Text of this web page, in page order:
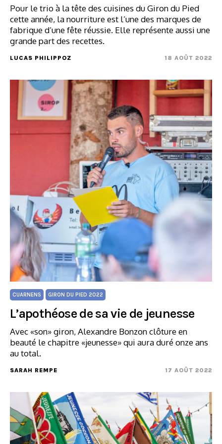
Pour le trio à la tête des cuisines du Giron du Pied
cette année, la nourriture est l’une des marques de
fabrique d’une fête réussie. Elle représente aussi une
grande part des recettes.
LUCAS PHILIPPOZ 18 AOÛT 2022
CUARNENS GIRON DU PIED 2022
L’apothéose de sa vie de jeunesse
Avec «son» giron, Alexandre Bonzon clôture en
beauté le chapitre «jeunesse» qui aura duré onze ans
au total.
SARAH REMPE 17 AOÛT 2022